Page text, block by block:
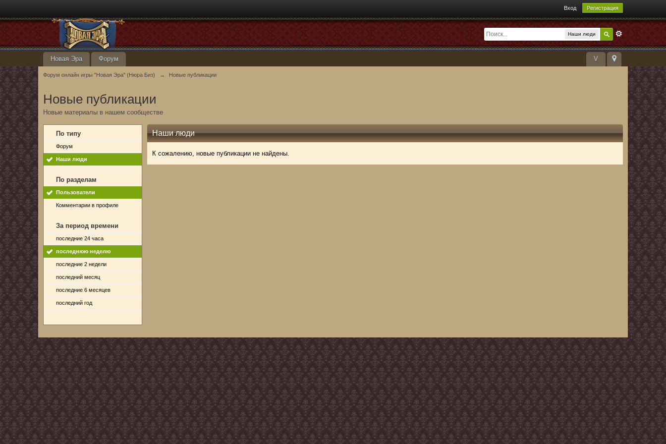
Вход Регистрация
Наши люди
V
Новая Эра Форум
Форум онлайн игры "Новая Эра" (Нюра Биз) → Новые публикации
Новые публикации
Новые материалы в нашем сообществе
По типу
Форум
Наши люди
По разделам
Пользователи
Комментарии в профиле
За период времени
последние 24 часа
последнюю неделю
последние 2 недели
последний месяц
последние 6 месяцев
последний год
Наши люди
К сожалению, новые публикации не найдены.